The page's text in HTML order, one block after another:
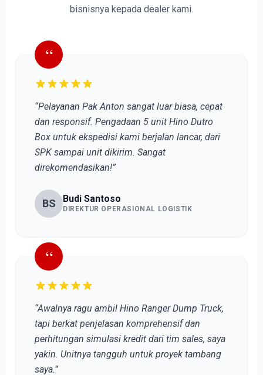
bisnisnya kepada dealer kami.
“
“Pelayanan Pak Anton sangat luar biasa, cepat
dan responsif. Pengadaan 5 unit Hino Dutro
Box untuk ekspedisi kami berjalan lancar, dari
SPK sampai unit dikirim. Sangat
direkomendasikan!”
BS Budi Santoso
DIREKTUR OPERASIONAL LOGISTIK
“
“Awalnya ragu ambil Hino Ranger Dump Truck,
tapi berkat penjelasan komprehensif dan
perhitungan simulasi kredit dari tim sales, saya
yakin. Unitnya tangguh untuk proyek tambang
saya.”